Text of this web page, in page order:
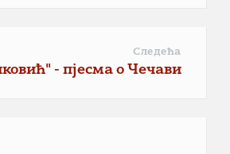
Следећа
- пјесма о Чечави